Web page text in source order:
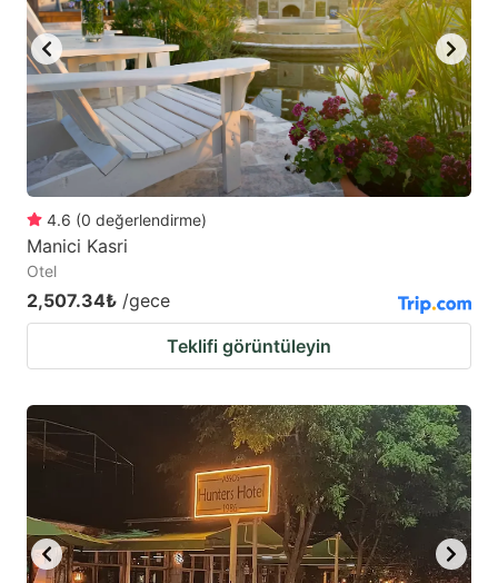
4.6 (0 değerlendirme)
Manici Kasri
Otel
2,507.34₺ /gece
Teklifi görüntüleyin